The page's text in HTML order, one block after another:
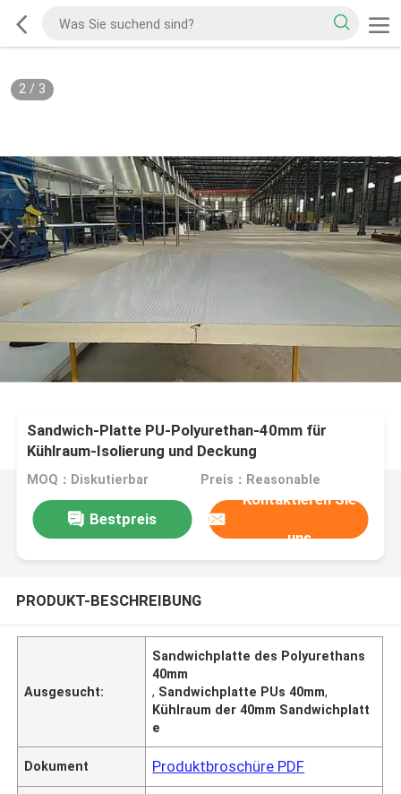
2/ 3
Sandwich-Platte PU-Polyurethan-40mm für
Kühlraum-Isolierung und Deckung
MOQ：Diskutierbar Preis：Reasonable
Bestpreis
Kontaktieren Sie
uns
PRODUKT-BESCHREIBUNG
Ausgesucht:
Sandwichplatte des Polyurethans
40mm
, Sandwichplatte PUs 40mm,
Kühlraum der 40mm Sandwichplatt
e
Dokument Produktbroschüre PDF